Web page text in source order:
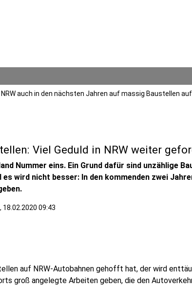
auch in den nächsten Jahren auf massig Baustellen
Viel Geduld in NRW weiter
Nummer eins. Ein Grund dafür sind unzählige
es wird nicht besser: In den kommenden zwei
18.02.2020 09:43
auf NRW-Autobahnen gehofft hat, der wird
groß angelegte Arbeiten geben, die den